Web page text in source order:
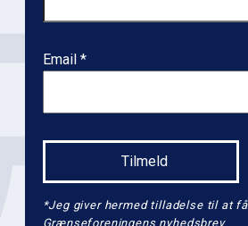
Email
*Jeg giver hermed tilladelse til at
Grænseforeningens nyhedsbrev